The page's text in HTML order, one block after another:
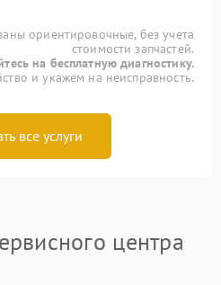
ориентировочные, без учета
стоимости запчастей.
на бесплатную диагностику.
и укажем на неисправность.
все услуги
центра